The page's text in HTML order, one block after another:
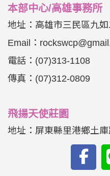
本部中心/高雄事務所
地址： 高雄市三民區九
Email：
電話： (07)313-1108
傳真： (07)312-0809
飛揚天使莊園
地址：屏東縣里港鄉土